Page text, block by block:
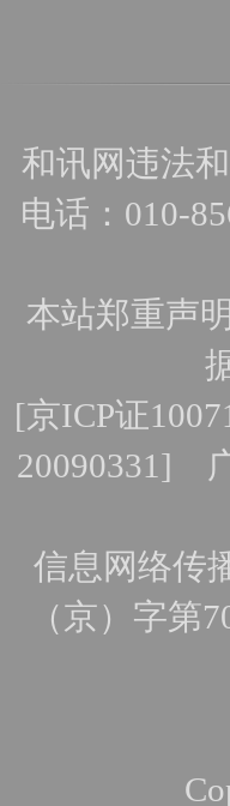
和讯网违法
电话：010-
本站郑重声
[京ICP证
20090331]
信息网络传
（京）字第